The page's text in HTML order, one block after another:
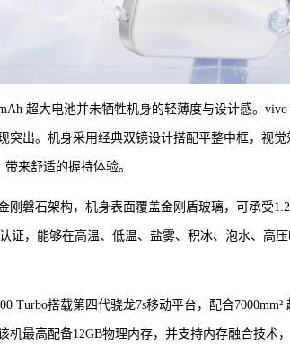
超大电池并未牺牲机身的轻薄度与设计感。vivo
突出。机身采用经典双镜设计搭配平整中框，视
来舒适的握持体验。
刚磐石架构，机身表面覆盖金刚盾玻璃，可承受
证，能够在高温、低温、盐雾、积冰、泡水、高
Turbo搭载第四代骁龙7s移动平台，配合
机最高配备12GB物理内存，并支持内存融合技术